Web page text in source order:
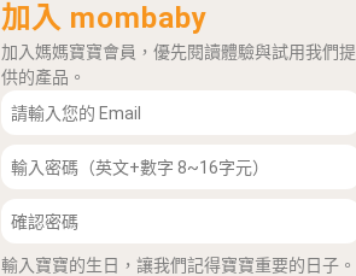
加入 mombaby
加入媽媽寶寶會員，優先閱讀體驗與試用我們提
供的產品。
輸入寶寶的生日，讓我們記得寶寶重要的日子。